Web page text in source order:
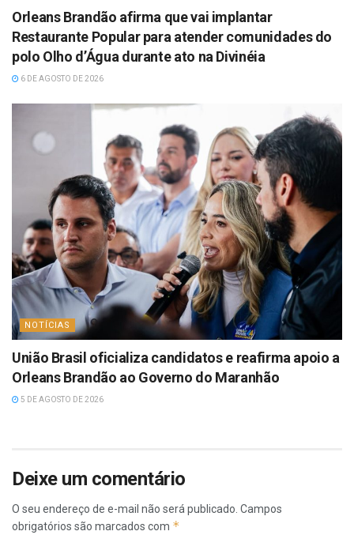
Orleans Brandão afirma que vai implantar
Restaurante Popular para atender comunidades do
polo Olho d’Água durante ato na Divinéia
6 DE AGOSTO DE 2026
NOTÍCIAS
União Brasil oficializa candidatos e reafirma apoio a
Orleans Brandão ao Governo do Maranhão
5 DE AGOSTO DE 2026
Deixe um comentário
O seu endereço de e-mail não será publicado. Campos
obrigatórios são marcados com *